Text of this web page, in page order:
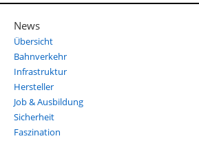
News
Übersicht
Bahnverkehr
Infrastruktur
Hersteller
Job & Ausbildung
Sicherheit
Faszination